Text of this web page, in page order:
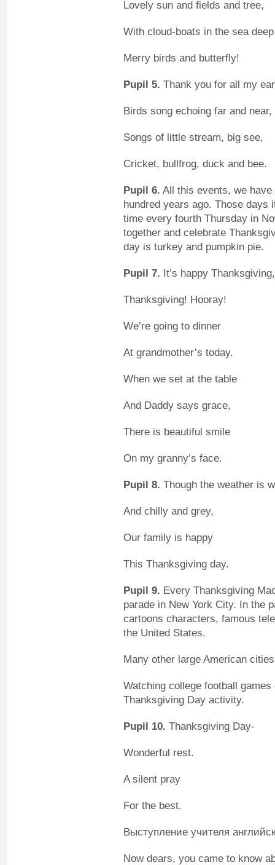
Lovely sun and fields and tree,
With cloud-boats in the sea
Merry birds and butterfly!
Pupil 5. Thank you for all my
Birds song echoing far and near,
Songs of little stream, big see,
Cricket, bullfrog, duck and bee.
Pupil 6. All this events, we
hundred years ago. Those
time every fourth Thursday in
together and celebrate
day is turkey and pumpkin pie.
Pupil 7. It’s happy Thanksgiving,
Thanksgiving! Hooray!
We’re going to dinner
At grandmother’s today.
When we set at the table
And Daddy says grace,
There is beautiful smile
On my granny’s face.
Pupil 8. Though the weather is
And chilly and grey,
Our family is happy
This Thanksgiving day.
Pupil 9. Every Thanksgiving
parade in New York City. In the
cartoons characters, famous
the United States.
Many other large American
Watching college football
Thanksgiving Day activity.
Pupil 10. Thanksgiving Day-
Wonderful rest.
A silent pray
For the best.
Выступление учителя
Now dears, you came to know